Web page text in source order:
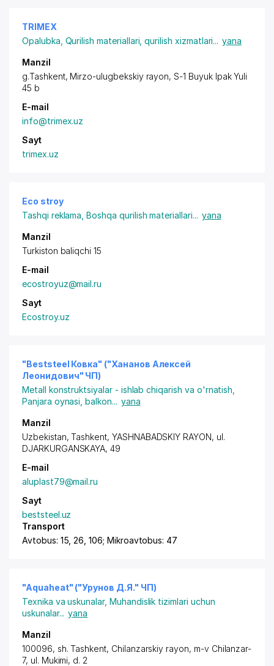
TRIMEX
Opalubka Qurilish materiallari, qurilish xizmatlari... yana
Manzil
g.Tashkent, Mirzo-ulugbekskiy rayon, S-1 Buyuk Ipak Yuli
45 b
E-mail
info@trimex.uz
Sayt
trimex.uz
Eco stroy
Tashqi reklama ,Boshqa qurilish materiallari... yana
Manzil
Turkiston baliqchi 15
E-mail
ecostroyuz@mail.ru
Sayt
Ecostroy.uz
"Beststeel Ковка" ("Хананов Алексей
Леонидович" ЧП)
Metall konstruktsiyalar - ishlab chiqarish va o'rnatish
Panjara oynasi, balkon... yana
Manzil
Uzbekistan,Tashkent, YASHNABADSKIY RAYON, ul.
DJARKURGANSKAYA, 49
E-mail
aluplast79@mail.ru
Sayt
beststeel.uz
Transport
Avtobus: 15, 26, 106; Mikroavtobus: 47
"Aquaheat" ("Урунов Д.Я." ЧП)
Texnika va uskunalar, Muhandislik tizimlari uchun
uskunalar... yana
Manzil
100096, sh. Tashkent, Chilanzarskiy rayon, m-v Chilanzar-
7, ul. Mukimi, d. 2